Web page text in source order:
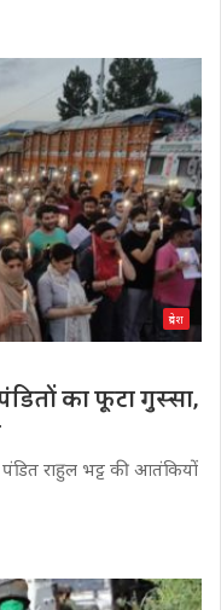
प्रदेश
का फूटा गुस्सा,
राहुल भट्ट की आतंकियों